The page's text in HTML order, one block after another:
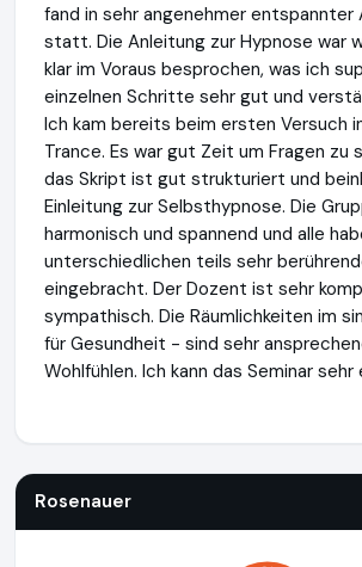
fand in sehr angenehmer entspannter
statt. Die Anleitung zur Hypnose war
klar im Voraus besprochen, was ich
einzelnen Schritte sehr gut und
Ich kam bereits beim ersten Versuch
Trance. Es war gut Zeit um Fragen zu
das Skript ist gut strukturiert und
Einleitung zur Selbsthypnose. Die
harmonisch und spannend und alle
unterschiedlichen teils sehr
eingebracht. Der Dozent ist sehr
sympathisch. Die Räumlichkeiten im
für Gesundheit - sind sehr
Wohlfühlen. Ich kann das Seminar sehr
Rosenauer